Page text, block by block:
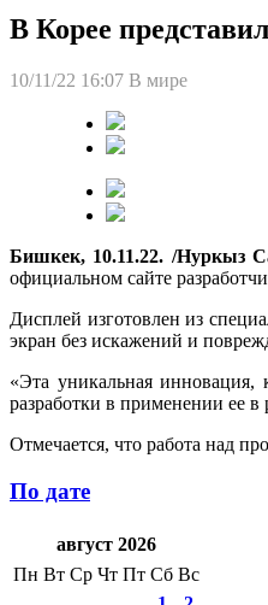
В Корее
10/11/22 16:07 В мире
Бишкек, 10.11.22. /Нуркыз
официальном сайте
Дисплей изготовлен из
экран без искажений и
«Эта уникальная
разработки в применении ее
Отмечается, что работа над
По дате
август 2026
Пн Вт Ср Чт Пт Сб Вс